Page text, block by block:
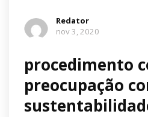
Redator
nov 3, 2020
procedimento
preocupação